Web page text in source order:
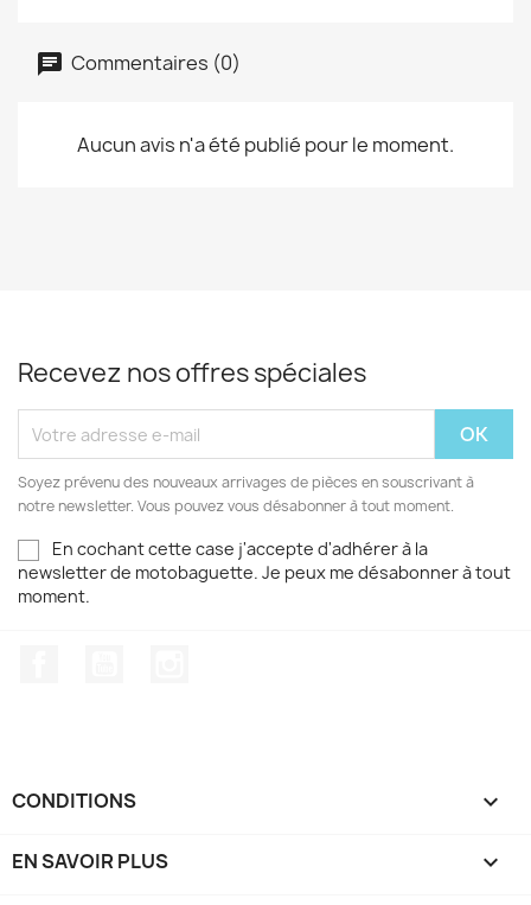
Commentaires (0)
Aucun avis n'a été publié pour le moment.
Recevez nos offres spéciales
Soyez prévenu des nouveaux arrivages de pièces en souscrivant à
notre newsletter. Vous pouvez vous désabonner à tout moment.
En cochant cette case j'accepte d'adhérer à la
newsletter de motobaguette. Je peux me désabonner à tout
moment.
CONDITIONS 
EN SAVOIR PLUS 